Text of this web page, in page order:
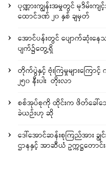
ပုဏ္ဏားကျွန်းအမှုတွင် မုဒိမ်း
ထောင်ဒဏ် ၂၀ နှစ် ချမှတ်
အောင်ပန်းတွင် ပျောက်ဆုံး
ပျက်၌တွေ့ရှိ
တိုက်ပွဲနှင့် ဗုံးကြဲမှုများကြေ
၂၅၀ နီးပါး တိုးလာ
စစ်အုပ်စုကို ထိုင်းက ဖိတ်ခေ
ခဲယဉ်းဟု ဆို
ဒေါ်အောင်ဆန်းစုကြည်အား ချွ
ဌာနနှင့် အာဆီယံ ဥက္ကဋ္ဌတောင်